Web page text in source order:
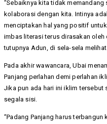
“Sebaiknya kita tidak
kolaborasi dengan kita. Intinya
menciptakan hal yang positif
imbas literasi terus dirasakan oleh
tutupnya Adun, di sela-sela
Pada akhir wawancara, Ubai
Panjang perlahan demi perlahan
Jika pun ada hari ini iklim tersebut
segala sisi.
“Padang Panjang harus